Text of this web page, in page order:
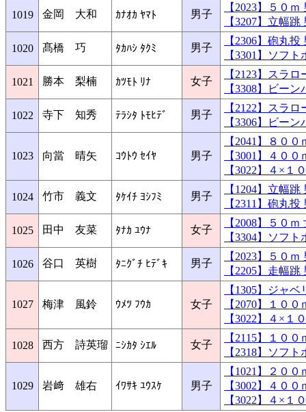
1019 金岡 大和 ｶﾅｵｶ ﾔﾏﾄ 男子
【2023】５
【3207】立
1020 髙橋 巧 ﾀｶﾊｼ ﾀｸﾐ 男子
【2306】砲
【3301】ソ
1021 勝本 梨楠 ｶﾂﾓﾄ ﾘﾅ 女子
【2123】ス
【3308】ビ
1022 寺下 知秀 ﾃﾗｼﾀ ﾄﾓﾋﾃﾞ 男子
【2122】ス
【3306】ビ
1023 向當 晴矢 ｺｳﾄｳ ｾｲﾔ 男子
【2041】８
【3001】４
【3022】４×
1024 竹市 義文 ﾀｹｲﾁ ﾖｼﾌﾐ 男子
【1204】立
【2311】砲
1025 田中 友菜 ﾀﾅｶ ﾕｳﾅ 女子
【2008】５
【3304】ソ
1026 谷口 英樹 ﾀﾆｸﾞﾁ ﾋﾃﾞｷ 男子
【2023】５
【2205】走
1027 梅津 風鈴 ｳﾒﾂ ﾌｳｶ 女子
【1305】ジ
【2070】１
【3022】４×
1028 西方 詩英瑠 ﾆｼｶﾀ ｼｴﾙ 女子
【2115】１
【2318】ソ
1029 岩﨑 雄右 ｲﾜｻｷ ﾕｳｽｹ 男子
【1021】２
【3002】４
【3022】４×